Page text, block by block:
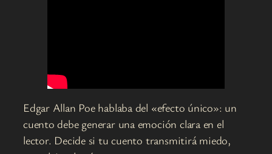
Edgar Allan Poe hablaba del «efecto único»: un
cuento debe generar una emoción clara en el
lector. Decide si tu cuento transmitirá miedo,